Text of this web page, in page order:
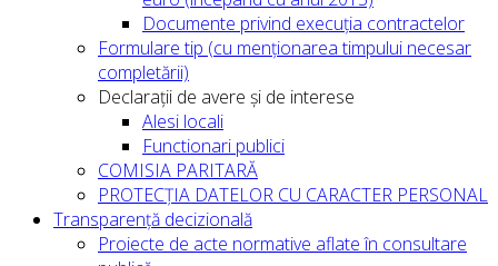
Documente privind execuția contractelor
Formulare tip (cu menționarea timpului necesar
completării)
Declarații de avere și de interese
Alesi locali
Functionari publici
COMISIA PARITARĂ
PROTECȚIA DATELOR CU CARACTER PERSONAL
Transparență decizională
Proiecte de acte normative aflate în consultare